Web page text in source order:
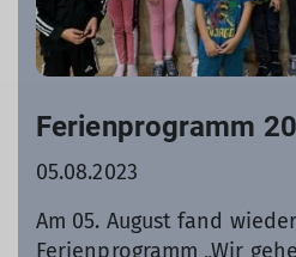
Ferienprogramm
05.08.2023
Am 05. August fand
Ferienprogramm „Wir